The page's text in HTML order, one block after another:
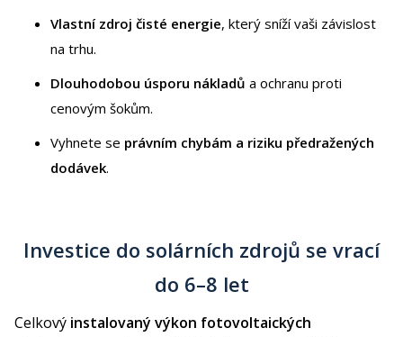
Vlastní zdroj čisté energie, který sníží vaši závislost
na trhu.
Dlouhodobou úsporu nákladů a ochranu proti
cenovým šokům.
Vyhnete se právním chybám a riziku předražených
dodávek.
Investice do solárních zdrojů se vrací
do 6–8 let
Celkový instalovaný výkon fotovoltaických